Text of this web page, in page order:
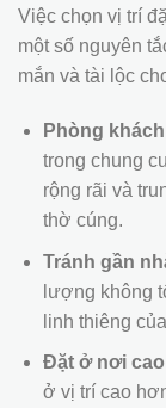
Việc chọn vị trí
một số nguyên
mắn và tài lộc
Phòng khách
trong chung
rộng rãi và
thờ cúng.
Tránh gần
lượng không
linh thiêng
Đặt ở nơi
ở vị trí cao